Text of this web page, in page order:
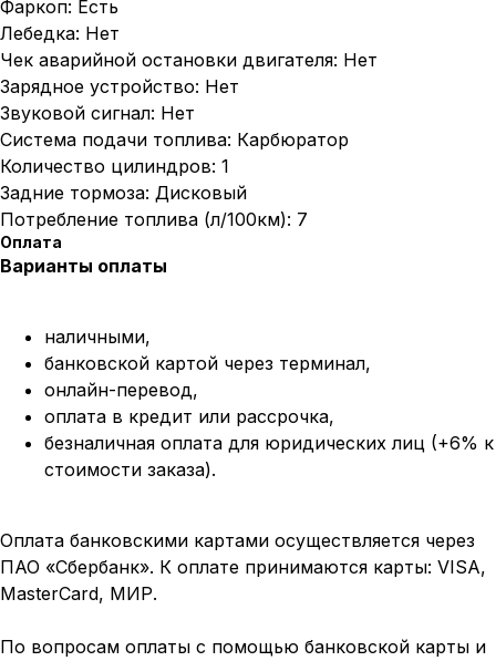
Фаркоп: Есть
Лебедка: Нет
Чек аварийной остановки двигателя: Нет
Зарядное устройство: Нет
Звуковой сигнал: Нет
Система подачи топлива: Карбюратор
Количество цилиндров: 1
Задние тормоза: Дисковый
Потребление топлива (л/100км): 7
Оплата
Варианты оплаты
наличными,
банковской картой через терминал,
онлайн-перевод,
оплата в кредит или рассрочка,
безналичная оплата для юридических лиц (+6% к
стоимости заказа).
Оплата банковскими картами осуществляется через
ПАО «Сбербанк». К оплате принимаются карты: VISA,
MasterCard, МИР.
По вопросам оплаты с помощью банковской карты и